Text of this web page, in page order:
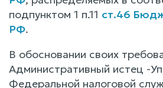
подпунктом 1 п.11 ст.46
РФ.
В обосновании своих
Административный истец -
Федеральной налоговой